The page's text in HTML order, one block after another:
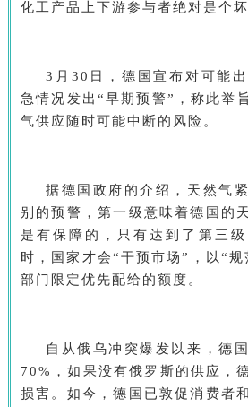
化工产品上下游参与者绝对是个坏
3月30日，德国宣布对可能
急情况发出“早期预警”，称此举
气供应随时可能中断的风险。
据德国政府的介绍，天然气
别的预警，第一级意味着德国的
是有保障的，只有达到了第三
时，国家才会“干预市场”，以“
部门限定优先配给的额度。
自从俄乌冲突爆发以来，德
70%，如果没有俄罗斯的供应，
损害。如今，德国已敦促消费者